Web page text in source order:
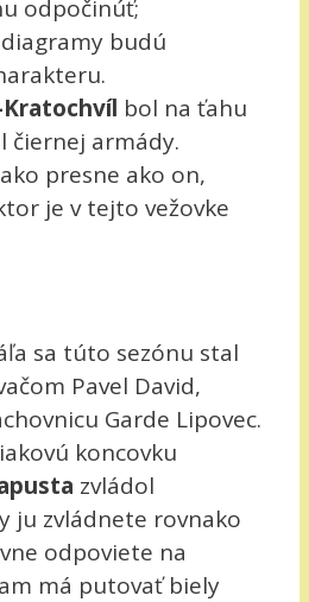
odpočinúť;
budú
bol na ťahu
čiernej armády.
presne ako on,
je v tejto vežovke
sa túto sezónu stal
Pavel David,
Garde Lipovec.
koncovku
zvládol
ju zvládnete rovnako
odpoviete na
má putovať biely